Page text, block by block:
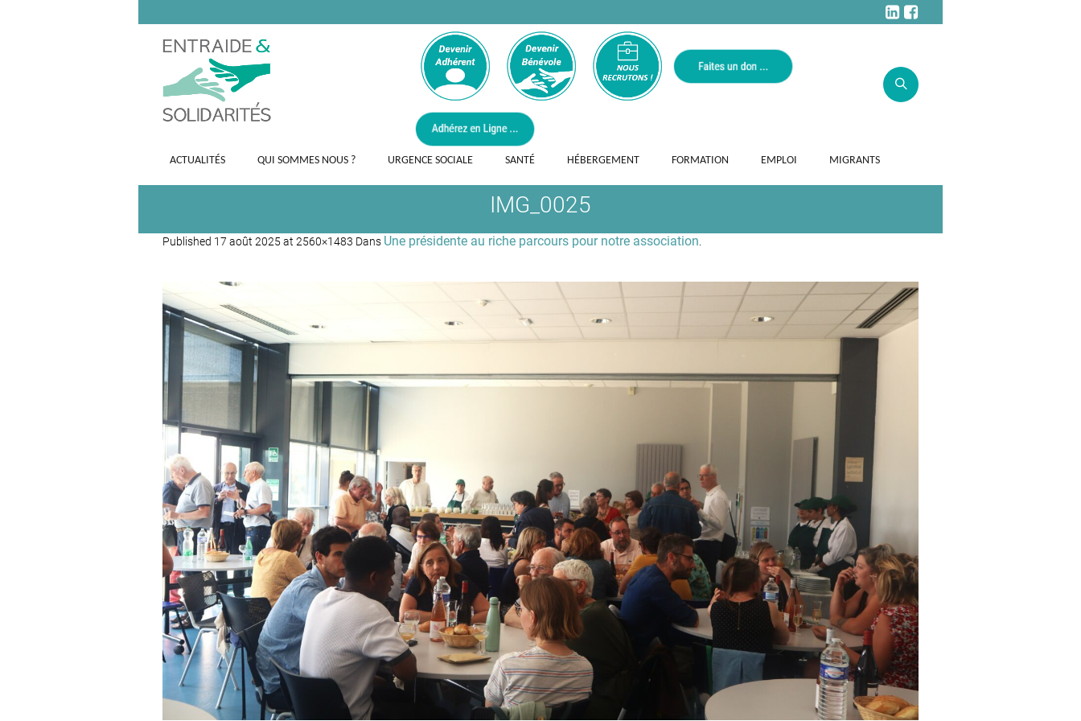
ACTUALITÉS QUI SOMMES NOUS ? URGENCE SOCIALE SANTÉ HÉBERGEMENT FORMATION EMPLOI MIGRANTS
IMG_0025
Published 17 août 2025 at 2560×1483 Dans Une présidente au riche parcours pour notre association